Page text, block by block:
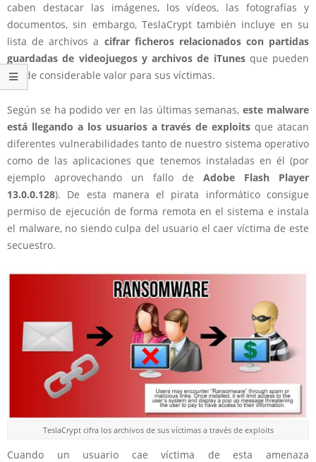
caben destacar las imágenes, los vídeos, las fotografías y
documentos, sin embargo, TeslaCrypt también incluye en su
lista de archivos a cifrar ficheros relacionados con partidas
guardadas de videojuegos y archivos de iTunesque pueden
ser de considerable valor para sus víctimas.
Según se ha podido ver en las últimas semanas,este malware
está llegando a los usuarios a través de exploits que atacan
diferentes vulnerabilidades tanto de nuestro sistema operativo
como de las aplicaciones que tenemos instaladas en él (por
ejemplo aprovechando un fallo deAdobe Flash Player
13.0.0.128). De esta manera el pirata informático consigue
permiso de ejecución de forma remota en el sistema e instala
el malware, no siendo culpa del usuario el caer víctima de este
secuestro.
TeslaCrypt cifra los archivos de sus víctimas a través de exploits
Cuando un usuario cae víctima de esta amenaza